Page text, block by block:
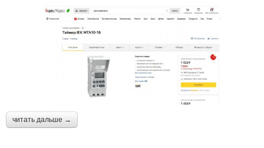
читать дальше →